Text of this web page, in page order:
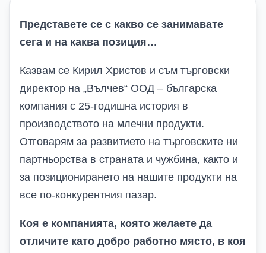
Представете се с какво се занимавате
сега и на каква позиция…
Казвам се Кирил Христов и съм търговски
директор на „Вълчев“ ООД – българска
компания с 25-годишна история в
производството на млечни продукти.
Отговарям за развитието на търговските ни
партньорства в страната и чужбина, както и
за позиционирането на нашите продукти на
все по-конкурентния пазар.
Коя е компанията, която желаете да
отличите като добро работно място, в коя